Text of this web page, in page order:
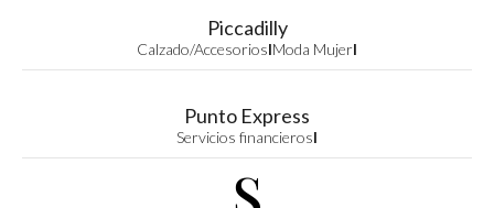
Piccadilly
Calzado/AccesoriosIModa MujerI
Punto Express
Servicios financierosI